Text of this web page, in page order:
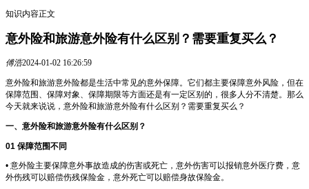
知识内容正文
意外险和旅游意外险有什么区别？需要重复买么？
傅浩2024-01-02 16:26:59
意外险和旅游意外险都是生活中常见的意外保障。它们都主要保障意外风险，但在
保障范围、保障对象、保障期限等方面还是有一定区别的，很多人分不清楚。那么
今天就来说说，意外险和旅游意外险有什么区别？需要重复买么？
一、意外险和旅游意外险有什么区别？
01 保障范围不同
• 意外险主要保障意外事故造成的伤害或死亡，意外伤害可以报销意外医疗费，意
外伤残可以赔偿伤残保险金，意外死亡可以赔偿身故保险金。